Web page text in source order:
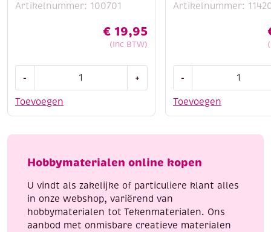
Artikelnummer: 100701
€ 19,95
(Inc BTW)
Toevoegen
-
maken
en
aantal
+
Artikelnummer:
Toevoegen
-
do
-
roses
Hobbymaterialen online kopen
U vindt als zakelijke of particuliere klant alles
in onze webshop, variërend van
hobbymaterialen tot Tekenmaterialen. Ons
aanbod met onmisbare creatieve materialen